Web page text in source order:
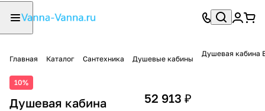
Главная Каталог Сантехника Душевые кабины
Душевая кабина
10%
Душевая кабина
52 913 ₽